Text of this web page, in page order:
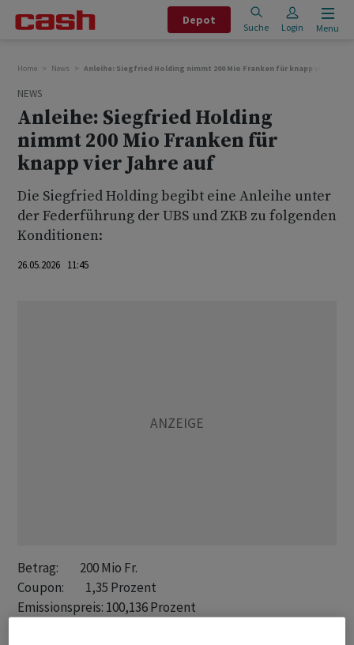
Depot
Suche Login Menu
Home News Anleihe: Siegfried Holding nimmt 200 Mio Franken für knapp vier Jahre
NEWS
Anleihe: Siegfried Holding
nimmt 200 Mio Franken für
knapp vier Jahre auf
Die Siegfried Holding begibt eine Anleihe unter
der Federführung der UBS und ZKB zu folgenden
Konditionen:
26.05.2026 11:45
Betrag:         200 Mio Fr.
Coupon:         1,35 Prozent
Emissionspreis: 100,136 Prozent